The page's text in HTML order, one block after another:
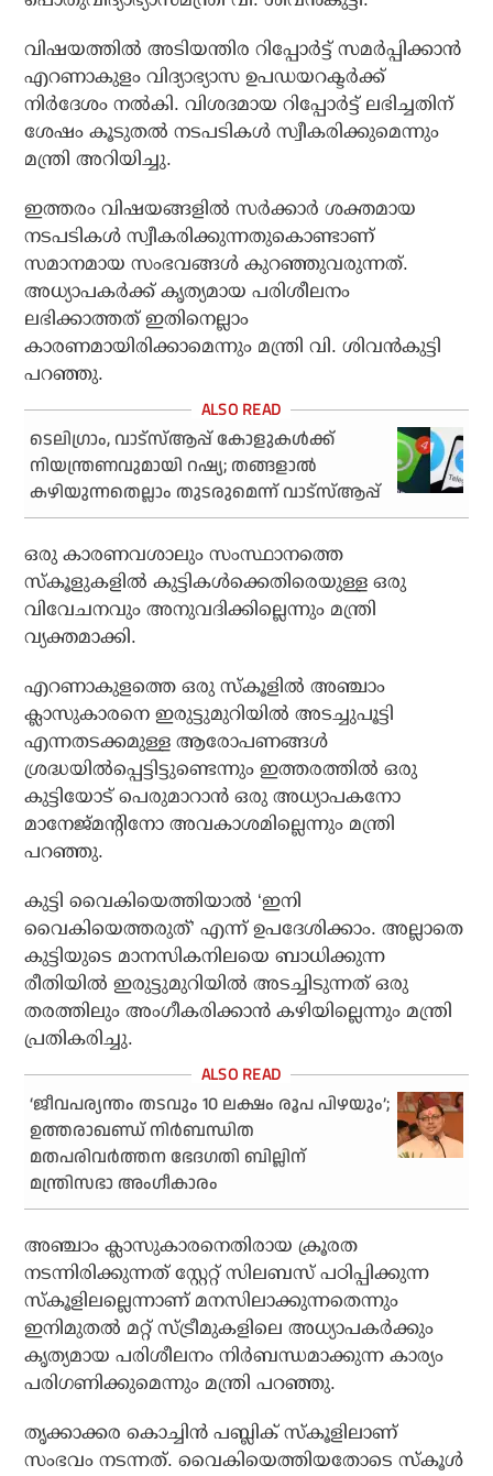
വിഷയത്തില്‍ അടിയന്തിര റിപ്പോര്‍ട്ട് സമര്‍പ്പിക്കാന്‍
എറണാകുളം വിദ്യാഭ്യാസ ഉപഡയറക്ടര്‍ക്ക്
നിര്‍ദേശം നല്‍കി. വിശദമായ റിപ്പോര്‍ട്ട് ലഭിച്ചതിന്
ശേഷം കൂടുതല്‍ നടപടികള്‍ സ്വീകരിക്കുമെന്നും
മന്ത്രി അറിയിച്ചു.
ഇത്തരം വിഷയങ്ങളില്‍ സര്‍ക്കാര്‍ ശക്തമായ
നടപടികള്‍ സ്വീകരിക്കുന്നതുകൊണ്ടാണ്
സമാനമായ സംഭവങ്ങള്‍ കുറഞ്ഞുവരുന്നത്.
അധ്യാപകര്‍ക്ക് കൃത്യമായ പരിശീലനം
ലഭിക്കാത്തത് ഇതിനെല്ലാം
കാരണമായിരിക്കാമെന്നും മന്ത്രി വി. ശിവന്‍കുട്ടി
പറഞ്ഞു.
ടെലിഗ്രാം, വാട്‌സ്ആപ്പ് കോളുകള്‍ക്ക്
നിയന്ത്രണവുമായി റഷ്യ; തങ്ങളാല്‍
കഴിയുന്നതെല്ലാം തുടരുമെന്ന് വാട്‌സ്ആപ്പ്
ഒരു കാരണവശാലും സംസ്ഥാനത്തെ
സ്‌കൂളുകളില്‍ കുട്ടികള്‍ക്കെതിരെയുള്ള ഒരു
വിവേചനവും അനുവദിക്കില്ലെന്നും മന്ത്രി
വ്യക്തമാക്കി.
എറണാകുളത്തെ ഒരു സ്‌കൂളില്‍ അഞ്ചാം
ക്ലാസുകാരനെ ഇരുട്ടുമുറിയില്‍ അടച്ചുപൂട്ടി
എന്നതടക്കമുള്ള ആരോപണങ്ങള്‍
ശ്രദ്ധയില്‍പ്പെട്ടിട്ടുണ്ടെന്നും ഇത്തരത്തില്‍ ഒരു
കുട്ടിയോട് പെരുമാറാന്‍ ഒരു അധ്യാപകനോ
മാനേജ്മന്റിനോ അവകാശമില്ലെന്നും മന്ത്രി
പറഞ്ഞു.
കുട്ടി വൈകിയെത്തിയാല്‍ ‘ഇനി
വൈകിയെത്തരുത്’ എന്ന് ഉപദേശിക്കാം. അല്ലാതെ
കുട്ടിയുടെ മാനസികനിലയെ ബാധിക്കുന്ന
രീതിയില്‍ ഇരുട്ടുമുറിയില്‍ അടച്ചിടുന്നത് ഒരു
തരത്തിലും അംഗീകരിക്കാന്‍ കഴിയില്ലെന്നും മന്ത്രി
പ്രതികരിച്ചു.
‘ജീവപര്യന്തം തടവും 10 ലക്ഷം രൂപ പിഴയും’;
ഉത്തരാഖണ്ഡ് നിര്‍ബന്ധിത
മതപരിവര്‍ത്തന ഭേദഗതി ബില്ലിന്
മന്ത്രിസഭാ അംഗീകാരം
അഞ്ചാം ക്ലാസുകാരനെതിരായ ക്രൂരത
നടന്നിരിക്കുന്നത് സ്റ്റേറ്റ് സിലബസ് പഠിപ്പിക്കുന്ന
സ്‌കൂളിലല്ലെന്നാണ് മനസിലാക്കുന്നതെന്നും
ഇനിമുതല്‍ മറ്റ് സ്ട്രീമുകളിലെ അധ്യാപകര്‍ക്കും
കൃത്യമായ പരിശീലനം നിര്‍ബന്ധമാക്കുന്ന കാര്യം
പരിഗണിക്കുമെന്നും മന്ത്രി പറഞ്ഞു.
തൃക്കാക്കര കൊച്ചിന്‍ പബ്ലിക് സ്‌കൂളിലാണ്
സംഭവം നടന്നത്. വൈകിയെത്തിയതോടെ സ്‌കൂള്‍